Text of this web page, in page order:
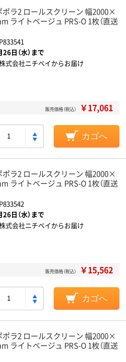
ポラ2 ロールスクリーン 幅2000×
ライトベージュ PRS-O 1枚（直送
26日（水）まで
式会社ニチベイからお届け
販売価格（税込） ￥17,061
カゴへ
ポラ2 ロールスクリーン 幅2000×
ライトベージュ PRS-O 1枚（直送
26日（水）まで
式会社ニチベイからお届け
販売価格（税込） ￥15,562
カゴへ
ポラ2 ロールスクリーン 幅2000×
ライトベージュ PRS-O 1枚（直送